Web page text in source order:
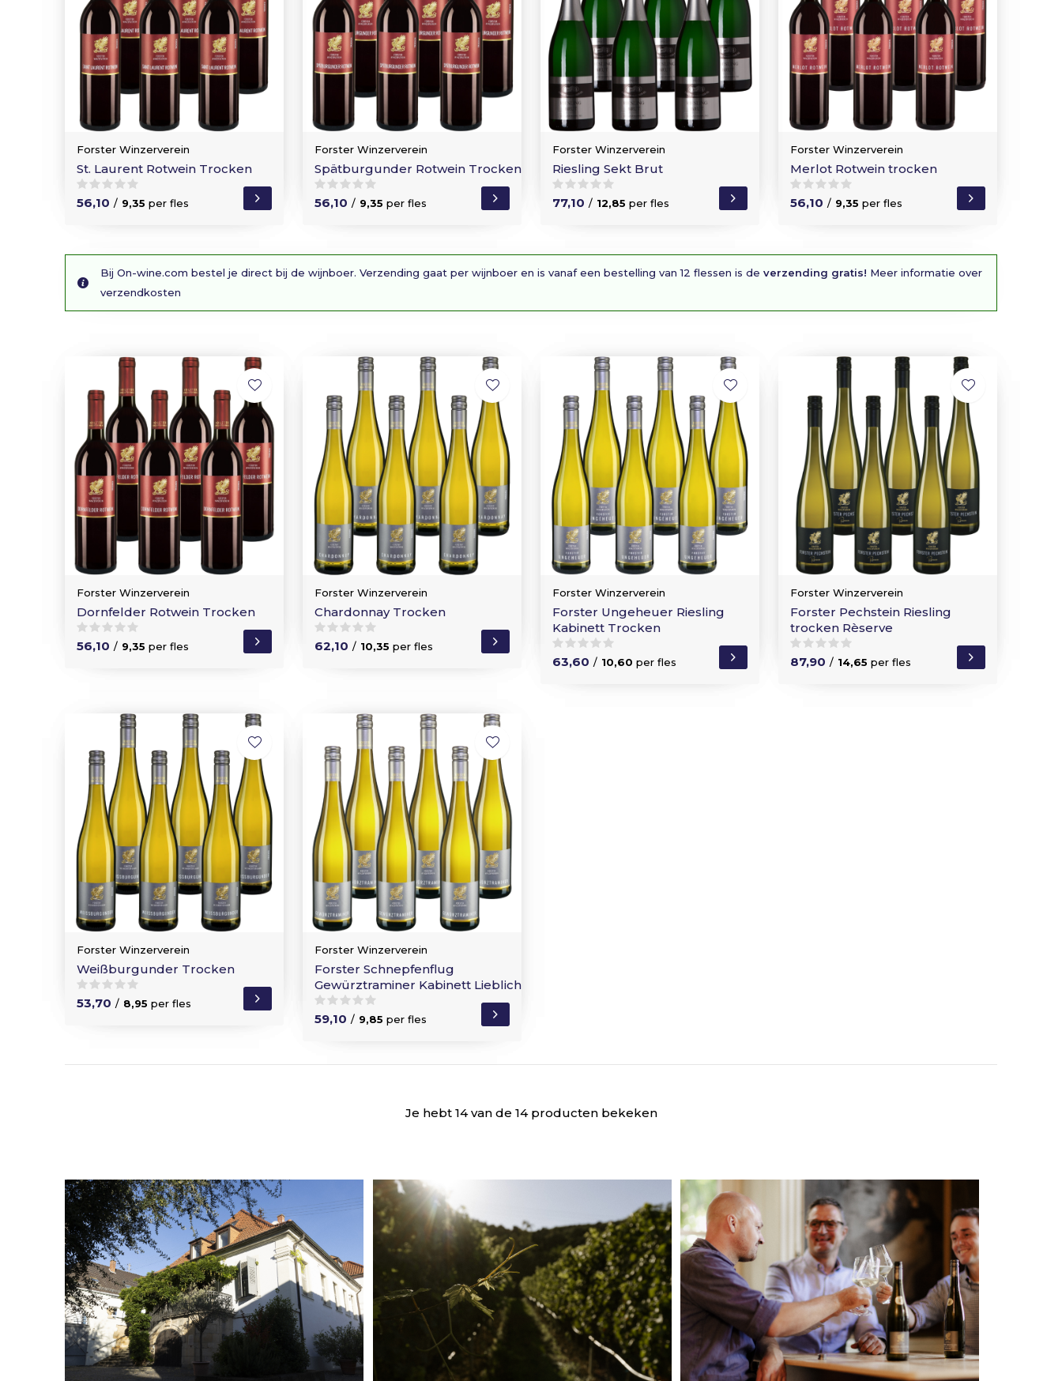
Forster Winzerverein
St. Laurent Rotwein Trocken
56,10 / 9,35 per fles
Forster Winzerverein
Spätburgunder Rotwein Trocken
56,10 / 9,35 per fles
Forster Winzerverein
Riesling Sekt Brut
77,10 / 12,85 per fles
Forster Winzerverein
Merlot Rotwein trocken
56,10 / 9,35 per fles
Bij On-wine.com bestel je direct bij de wijnboer. Verzending gaat per wijnboer en is vanaf een bestelling van 12 flessen is de verzending gratis! Meer informatie over
verzendkosten
Forster Winzerverein
Dornfelder Rotwein Trocken
56,10 / 9,35 per fles
Forster Winzerverein
Chardonnay Trocken
62,10 / 10,35 per fles
Forster Winzerverein
Forster Ungeheuer Riesling
Kabinett Trocken
63,60 / 10,60 per fles
Forster Winzerverein
Forster Pechstein Riesling
trocken Rèserve
87,90 / 14,65 per fles
Forster Winzerverein
Weißburgunder Trocken
53,70 / 8,95 per fles
Forster Winzerverein
Forster Schnepfenflug
Gewürztraminer Kabinett Lieblich
59,10 / 9,85 per fles
Je hebt 14 van de 14 producten bekeken